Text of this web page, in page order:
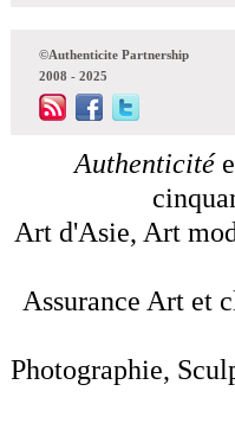
©Authenticite Partnership
2008 - 2025
Authenticité
Art d'Asie, Art
Assurance Art et
Photographie,